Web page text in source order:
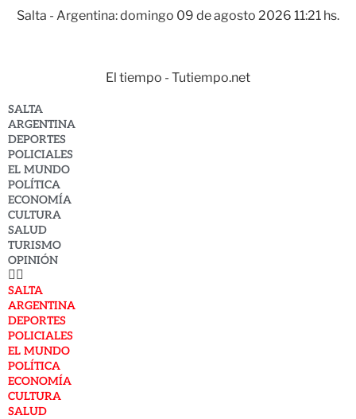
Salta - Argentina: domingo 09 de agosto 2026 11:21 hs.
El tiempo - Tutiempo.net
SALTA
ARGENTINA
DEPORTES
POLICIALES
EL MUNDO
POLÍTICA
ECONOMÍA
CULTURA
SALUD
TURISMO
OPINIÓN
SALTA
ARGENTINA
DEPORTES
POLICIALES
EL MUNDO
POLÍTICA
ECONOMÍA
CULTURA
SALUD